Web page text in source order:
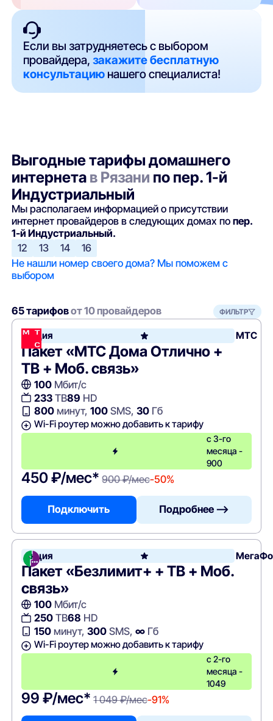
Если вы затрудняетесь с выбором
провайдера,закажите бесплатную
консультацию нашего специалиста!
Выгодные тарифы домашнего
интернета в Рязани по пер. 1-й
Индустриальный
Мы располагаем информацией о присутствии
интернет провайдеров в следующих домах попер.
1-й Индустриальный.
12
13 14
16
Не нашли номер своего дома? Мы поможем с
выбором
65 тарифовот 10 провайдеров ФИЛЬТР
Акция МТС
Пакет «МТС Дома Отлично +
ТВ + Моб. связь»
100Мбит/с
233ТВ89 HD
800минут, 100SMS, 30Гб
Wi-Fi роутер можно добавить к тарифу
с 3-го
месяца -
900
450 ₽/мес* 900 ₽/мес-50%
Подключить Подробнее —>
Акция
Пакет «Безлимит+ + ТВ + Моб.
связь»
100Мбит/с
250ТВ68 HD
150минут, 300SMS, ∞Гб
Wi-Fi роутер можно добавить к тарифу
с 2-го
месяца -
1049
99 ₽/мес* 1 049 ₽/мес-91%